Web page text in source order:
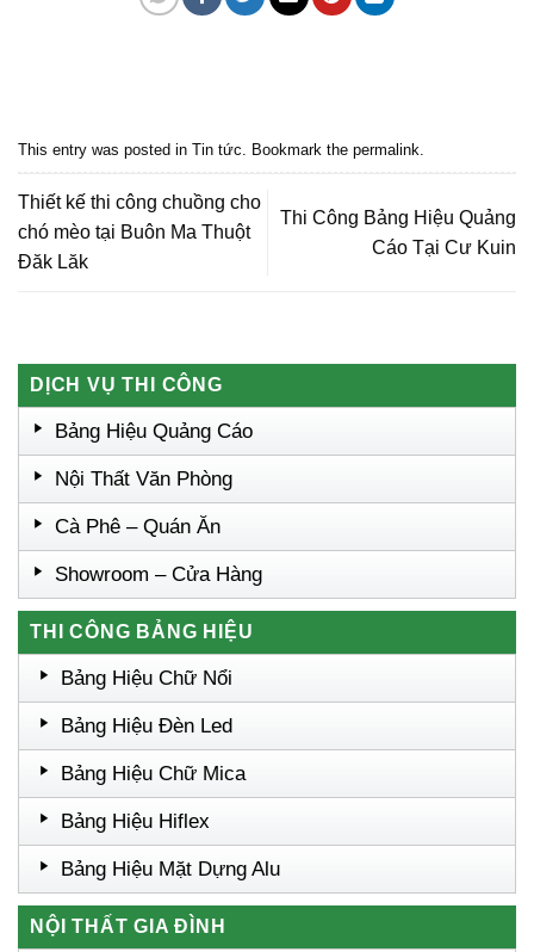
This entry was posted in Tin tức. Bookmark the permalink.
Thiết kế thi công chuồng cho
chó mèo tại Buôn Ma Thuột
Đăk Lăk
Thi Công Bảng Hiệu Quảng
Cáo Tại Cư Kuin
DỊCH VỤ THI CÔNG
Bảng Hiệu Quảng Cáo
Nội Thất Văn Phòng
Cà Phê – Quán Ăn
Showroom – Cửa Hàng
THI CÔNG BẢNG HIỆU
Bảng Hiệu Chữ Nổi
Bảng Hiệu Đèn Led
Bảng Hiệu Chữ Mica
Bảng Hiệu Hiflex
Bảng Hiệu Mặt Dựng Alu
NỘI THẤT GIA ĐÌNH